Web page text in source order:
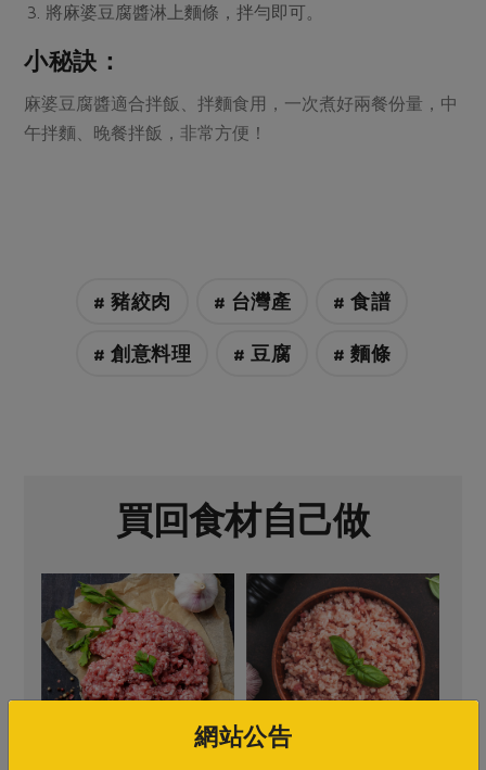
樂齡友善
活動報下載
將麻婆豆腐醬淋上麵條，拌勻即可。
小秘訣：
麻婆豆腐醬適合拌飯、拌麵食用，一次煮好兩餐份量，中
午拌麵、晚餐拌飯，非常方便！
# 豬絞肉 # 台灣產 # 食譜
# 創意料理 # 豆腐 # 麵條
買回食材自己做
網站公告